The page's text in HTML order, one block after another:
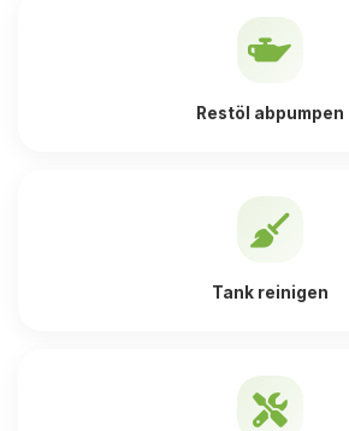
Restöl abpumpen
Tank reinigen